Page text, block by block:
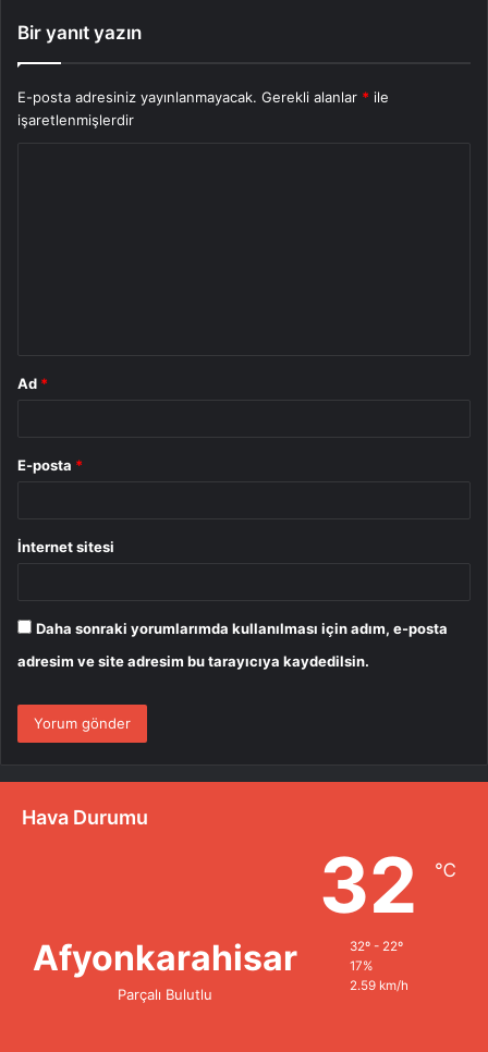
Bir yanıt yazın
E-posta adresiniz yayınlanmayacak. Gerekli alanlar * ile
işaretlenmişlerdir
Ad *
E-posta *
İnternet sitesi
Daha sonraki yorumlarımda kullanılması için adım, e-posta
adresim ve site adresim bu tarayıcıya kaydedilsin.
Hava Durumu
Afyonkarahisar
Parçalı Bulutlu
32 ℃
32º - 22º
17%
2.59 km/h